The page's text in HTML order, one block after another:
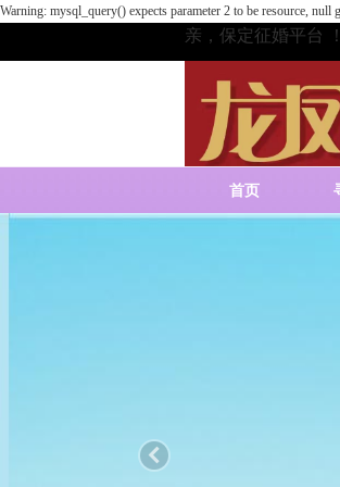
Warning: mysql_query() expects parameter 2 to be resource,
亲，保定征婚平台 ！
首页